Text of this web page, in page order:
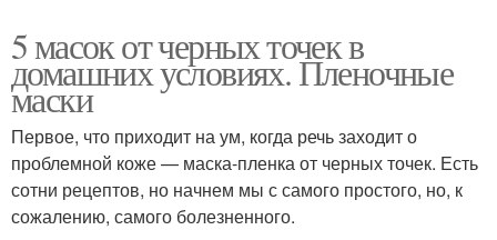
5 масок от черных точек в
домашних условиях. Пленочные
маски
Первое, что приходит на ум, когда речь заходит о
проблемной коже — маска-пленка от черных точек. Есть
сотни рецептов, но начнем мы с самого простого, но, к
сожалению, самого болезненного.